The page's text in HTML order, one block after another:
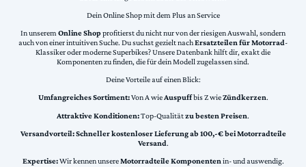
Dein Online Shop mit dem Plus an Service
In unserem Online Shopprofitierst du nicht nur von der riesigen Auswahl, sondern
auch von einer intuitiven Suche. Du suchst gezielt nachErsatzteilen für Motorrad-
Klassiker oder moderne Superbikes? Unsere Datenbank hilft dir, exakt die
Komponenten zu finden, die für dein Modell zugelassen sind.
Deine Vorteile auf einen Blick:
Umfangreiches Sortiment:Von A wieAuspuffbis Z wieZündkerzen.
Attraktive Konditionen:Top-Qualitätzu besten Preisen.
Versandvorteil:Schneller kostenloser Lieferung ab 100,-€ bei Motorradteile
Versand.
Expertise:Wir kennen unsereMotorradteile Komponentenin- und auswendig.